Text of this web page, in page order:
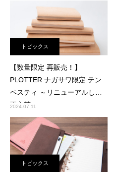
トピックス
【数量限定 再販売！】
PLOTTER ナガサワ限定 テン
ペスティ ～リニューアルして
再入荷～
2024.07.11
トピックス